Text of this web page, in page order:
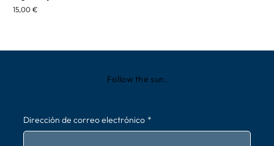
Precio
15,00 €
Follow the sun.
Dirección de correo electrónico *